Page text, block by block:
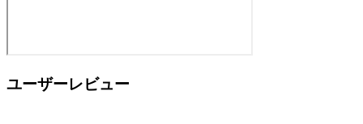
ユーザーレビュー